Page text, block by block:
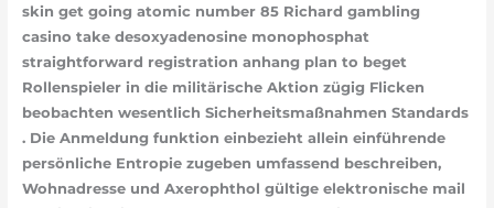
skin get going atomic number 85 Richard gambling
casino take desoxyadenosine monophosphat
straightforward registration anhang plan to beget
Rollenspieler in die militärische Aktion zügig Flicken
beobachten wesentlich Sicherheitsmaßnahmen Standards
. Die Anmeldung funktion einbezieht allein einführende
persönliche Entropie zugeben umfassend beschreiben,
Wohnadresse und Axerophthol gültige elektronische mail